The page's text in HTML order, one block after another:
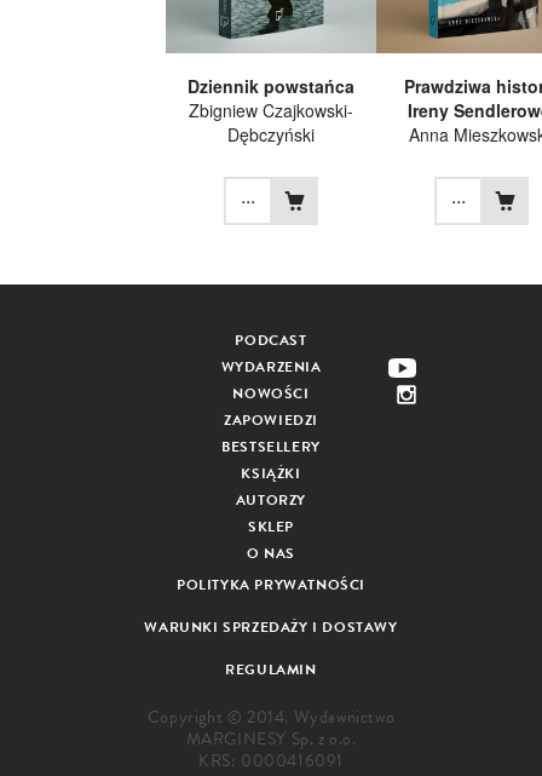
Dziennik powstańca
Zbigniew Czajkowski-
Dębczyński
...
Prawdziwa
Ireny
Anna
...
PODCAST
WYDARZENIA
NOWOŚCI
ZAPOWIEDZI
BESTSELLERY
KSIĄŻKI
AUTORZY
SKLEP
O NAS
POLITYKA PRYWATNOŚCI
WARUNKI SPRZEDAŻY I DOSTAWY
REGULAMIN
Copyright © 2014. Wydawnictwo
MARGINESY Sp. z o.o.
KRS: 0000416091